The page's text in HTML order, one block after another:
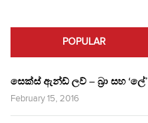
POPULAR
සෙක්ස් ඇන්ඩ් ලව් – බ්‍රා සහ ‘ලේ’
February 15, 2016